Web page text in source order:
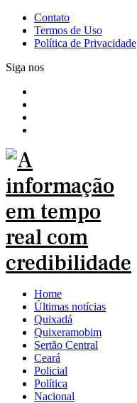
Contato
Termos de Uso
Política de Privacidade
Siga nos
Home
Últimas notícias
Quixadá
Quixeramobim
Sertão Central
Ceará
Policial
Política
Nacional